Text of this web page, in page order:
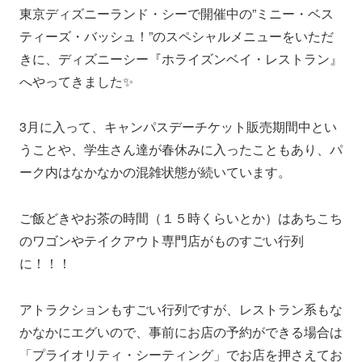
東京ディズニーランド・シーで開催中の”ミニー・ベス
ティーズ・バッシュ！”のスペシャルメニューをいただ
きに、ディズニーシー『ホライズンベイ・レストラン』
へやってきました✨
3月に入って、キャンパスデーチケット販売期間中とい
うことや、学生さん達が春休みに入ったこともあり、パ
ーク内はなかなかの混雑状態が続いています。
ご飯どきやお茶の時間（１５時くらいとか）はあちこち
のワゴンやテイクアウト専門店がものすごい行列
に！！！
アトラクションもすごい行列ですが、レストラン系もな
かなかにエグいので、事前にお店の予約ができる場合は
「プライオリティ・シーティング」でお店を押さえてお